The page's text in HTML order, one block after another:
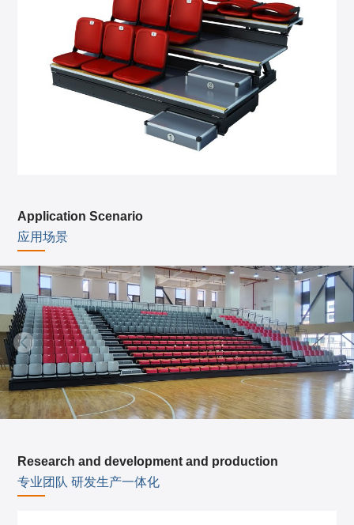
Application Scenario
应用场景
Research and development and production
专业团队 研发生产一体化